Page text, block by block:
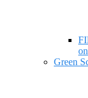
Green